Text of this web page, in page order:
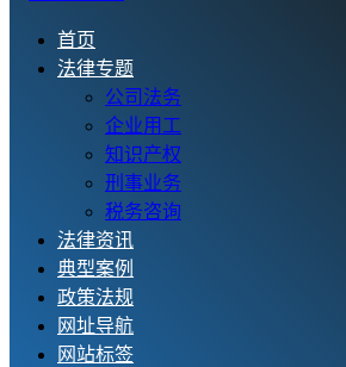
首页
法律专题
公司法务
企业用工
知识产权
刑事业务
税务咨询
法律资讯
典型案例
政策法规
网址导航
网站标签